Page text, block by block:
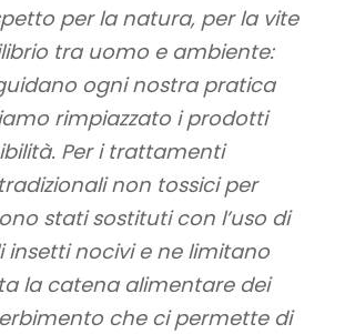
per la natura, per la vite
tra uomo e ambiente:
ogni nostra pratica
rimpiazzato i prodotti
Per i trattamenti
non tossici per
stati sostituti con l’uso di
nocivi e ne limitano
la catena alimentare dei
che ci permette di